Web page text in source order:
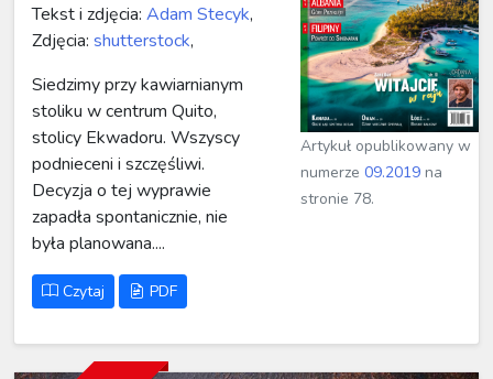
Tekst i zdjęcia: Adam Stecyk,
Zdjęcia: shutterstock,
Siedzimy przy kawiarnianym
stoliku w centrum Quito,
stolicy Ekwadoru. Wszyscy
podnieceni i szczęśliwi.
Decyzja o tej wyprawie
zapadła spontanicznie, nie
była planowana....
Czytaj PDF
Artykuł opublikowany w
numerze09.2019 na
stronie 78.